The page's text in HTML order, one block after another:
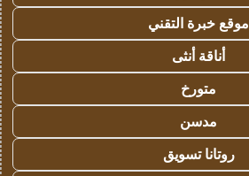
موقع خبرة التقني
أناقة أنثى
متورخ
مدسن
روتانا تسويق